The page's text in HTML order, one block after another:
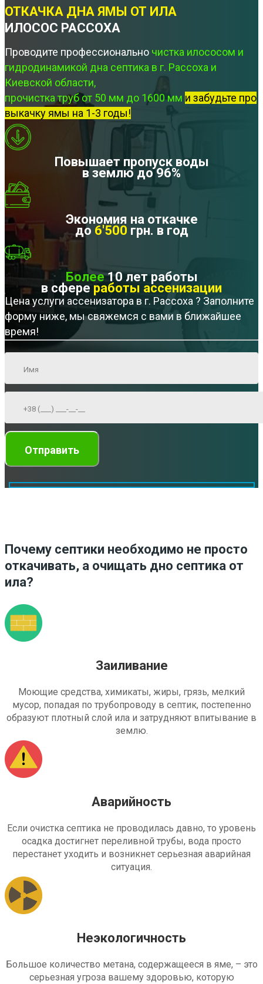
ОТКАЧКА ДНА ЯМЫ ОТ ИЛА
ИЛОСОС РАССОХА
Проводите профессионально чистка илососом и
гидродинамикой дна септика в г. Рассоха и
Киевской области,
прочистка труб от 50 мм до 1600 мм и забудьте про
выкачку ямы на 1-3 годы!
Повышает пропуск воды
в землю до 96%
Экономия на откачке
до 6'500 грн. в год
Более10 лет работы
в сфере работы ассенизации
Цена услуги ассенизатора в г. Рассоха ? Заполните
форму ниже, мы свяжемся с вами в ближайшее
время!
Почему септики необходимо не просто
откачивать, а очищать дно септика от
ила?
Заиливание
Моющие средства, химикаты, жиры, грязь, мелкий
мусор, попадая по трубопроводу в септик, постепенно
образуют плотный слой ила и затрудняют впитывание в
землю.
Аварийность
Если очистка септика не проводилась давно, то уровень
осадка достигнет переливной трубы, вода просто
перестанет уходить и возникнет серьезная аварийная
ситуация.
Неэкологичность
Большое количество метана, содержащееся в яме, – это
серьезная угроза вашему здоровью, которую